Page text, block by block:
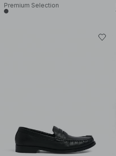
Premium Selection